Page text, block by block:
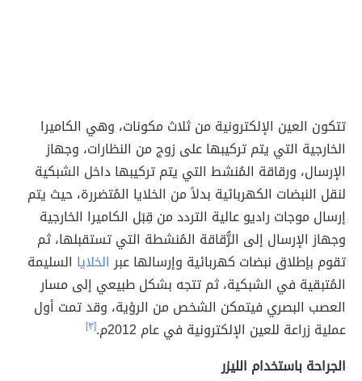
تتكون العين الإلكترونية من ثلاث مكونات، وهي الكاميرا
الخارجية التي يتم تركيبها على زوج من النظارات، وجهاز
الإرسال، ورقاقة المُنشط التي يتم تركيبها داخل الشبكية
لنقل النبضات الكهربائية بدلاً من الخلايا المُتضررة، حيث يتم
إرسال موجات راديو عالية التردد من قِبَل الكاميرا الخارجية
وجهاز الإرسال إلى الرُّقاقة المُنشطة التي تستقبلها، ثم
تقوم بإطلاق نبضات كهربائية وإرسالها عبرالخلايا السليمة
المُتبقية في الشبكية، ثم تتجه بشكل طبيعي إلى مسار
العصب البصري فيتمكن الشخص من الرؤية، وقد تمت أول
عملية زراعة للعين الإلكترونية في عام 2012م.
[٣]
الجراحة باستخدام الليزر